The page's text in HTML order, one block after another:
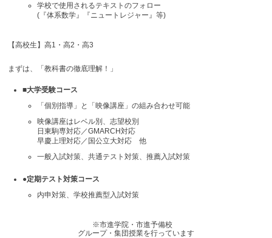
学校で使用されるテキストのフォロー
(『体系数学』『ニュートレジャー』等)
【高校生】高1・高2・高3
まずは、「教科書の徹底理解！」
■大学受験コース
「個別指導」と「映像講座」の組み合わせ可能
映像講座はレベル別、志望校別
日東駒専対応／GMARCH対応
早慶上理対応／国公立大対応 他
一般入試対策、共通テスト対策、推薦入試対策
●定期テスト対策コース
内申対策、学校推薦型入試対策
※市進学院・市進予備校
グループ・集団授業を行っています